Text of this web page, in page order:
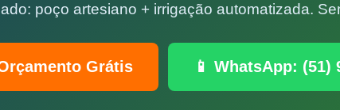
poço artesiano + irrigação automatizada.
Grátis 📱 WhatsApp: (51)